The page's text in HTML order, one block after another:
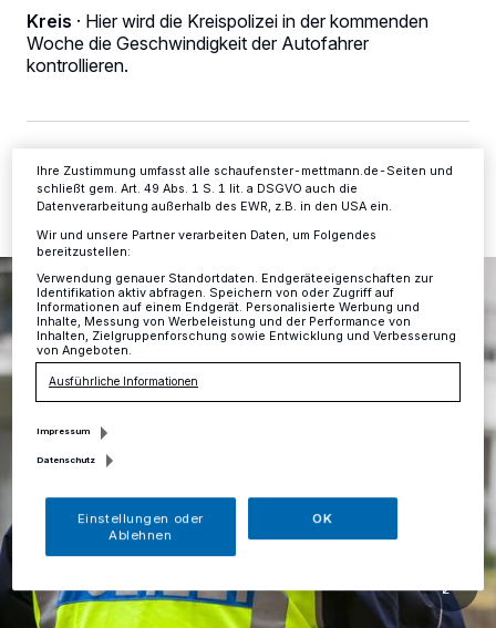
Kreis · Hier wird die Kreispolizei in der kommenden
Woche die Geschwindigkeit der Autofahrer
kontrollieren.
verarbeiten Daten, um Ihnen Dienste bereitzustellen“ aufgeführten
Zwecke. Wenn Tracker deaktiviert sind, sind manche Inhalte und
Anzeigen möglicherweise nicht mehr so relevant für Sie. Sie können
dieses Menü jederzeit wieder aufrufen, um Ihre Einstellungen zu
Ihre Einstellungen gelten innerhalb unseres Website. Weitere
Ihre Zustimmung umfasst alle schaufenster-mettmann.de-Seiten und
schließt gem. Art. 49 Abs. 1 S. 1 lit. a DSGVO auch die
Datenverarbeitung außerhalb des EWR, z.B. in den USA ein.
Wir und unsere Partner verarbeiten Daten, um Folgendes
bereitzustellen:
Verwendung genauer Standortdaten. Endgeräteeigenschaften zur
Identifikation aktiv abfragen. Speichern von oder Zugriff auf
Informationen auf einem Endgerät. Personalisierte Werbung und
Inhalte, Messung von Werbeleistung und der Performance von
Inhalten, Zielgruppenforschung sowie Entwicklung und Verbesserung
von Angeboten.
Ausführliche Informationen
Impressum
Datenschutz
Einstellungen oder
Ablehnen
OK